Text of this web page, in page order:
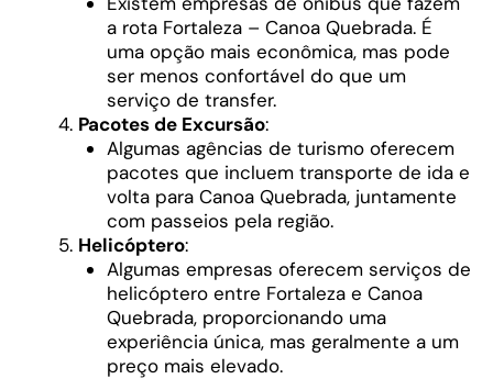
a rota Fortaleza – Canoa Quebrada. É
uma opção mais econômica, mas pode
ser menos confortável do que um
serviço de transfer.
Pacotes de Excursão:
Algumas agências de turismo oferecem
pacotes que incluem transporte de ida e
volta para Canoa Quebrada, juntamente
com passeios pela região.
Helicóptero:
Algumas empresas oferecem serviços de
helicóptero entre Fortaleza e Canoa
Quebrada, proporcionando uma
experiência única, mas geralmente a um
preço mais elevado.